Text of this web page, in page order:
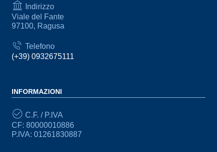
Indirizzo
Viale del Fante
97100, Ragusa
Telefono
(+39) 0932675111
INFORMAZIONI
C.F. / P.IVA
CF: 80000010886
P.IVA: 01261830887